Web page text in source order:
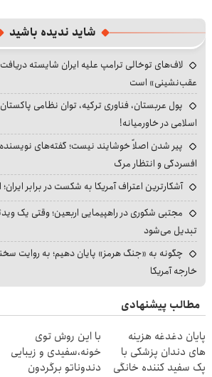
شاید ندیده باشید
لاف‌های توخالی ترامپ علیه ایران شایسته
عقب‌نشینی» است
پول عربستان، فناوری ترکیه، توان نظامی
اسلامی در خاورمیانه!
پیر شدن اصلاً خوشایند نیست؛ گفته‌های
افسردگی و انتظار مرگ
آشکارترین اعتراف آمریکا به شکست در برابر
مجتبی شکوری در راهپیمایی اربعین؛ وقتی یک
تبدیل می‌شود
چگونه به «جنگ هرمز» پایان دهیم؛ به روایت
خارجه آمریکا
مطالب پیشنهادی
پایان دغدغه هزینه
های دندان پزشکی با
پک سفید کننده خانگی
با این روش توی
خونه،سفیدی و زیبایی
دندوناتو برگردون